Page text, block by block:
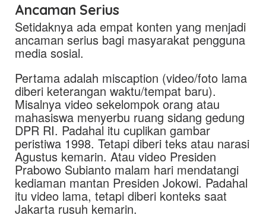
Ancaman Serius
Setidaknya ada empat konten yang menjadi
ancaman serius bagi masyarakat pengguna
media sosial.
Pertama adalah miscaption (video/foto lama
diberi keterangan waktu/tempat baru).
Misalnya video sekelompok orang atau
mahasiswa menyerbu ruang sidang gedung
DPR RI. Padahal itu cuplikan gambar
peristiwa 1998. Tetapi diberi teks atau narasi
Agustus kemarin. Atau video Presiden
Prabowo Subianto malam hari mendatangi
kediaman mantan Presiden Jokowi. Padahal
itu video lama, tetapi diberi konteks saat
Jakarta rusuh kemarin.